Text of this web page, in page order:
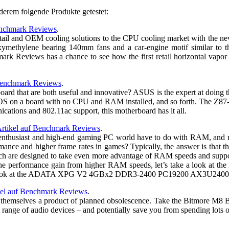
folgende Produkte getestet:
Reviews.
and OEM cooling solutions to the CPU cooling market with the
bearing 140mm fans and a car-engine motif similar
Reviews has a chance to see how the first retail horizontal
Reviews.
that are both useful and innovative? ASUS is the expert at
on a board with no CPU and RAM installed, and so forth. The
and 802.11ac support, this motherboard has it all.
auf Benchmark Reviews.
and high-end gaming PC world have to do with RAM,
and higher frame rates in games? Typically, the answer is
designed to take even more advantage of RAM speeds and
gain from higher RAM speeds, let’s take a look at
at the ADATA XPG V2 4GBx2 DDR3-2400 PC19200
auf Benchmark Reviews.
a product of planned obsolescence. Take the Bitmore
of audio devices – and potentially save you from spending lots